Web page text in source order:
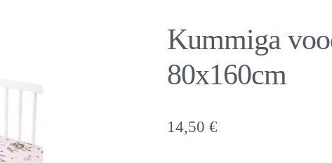
Kummiga
80x160cm
14,50 €